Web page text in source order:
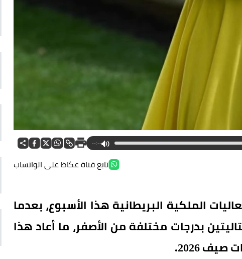
--:--
تابع قناة عكاظ على الواتساب
الملكية البريطانية هذا الأسبوع، بعدما
بدرجات مختلفة من الأصفر، ما أعاد هذا
2026.